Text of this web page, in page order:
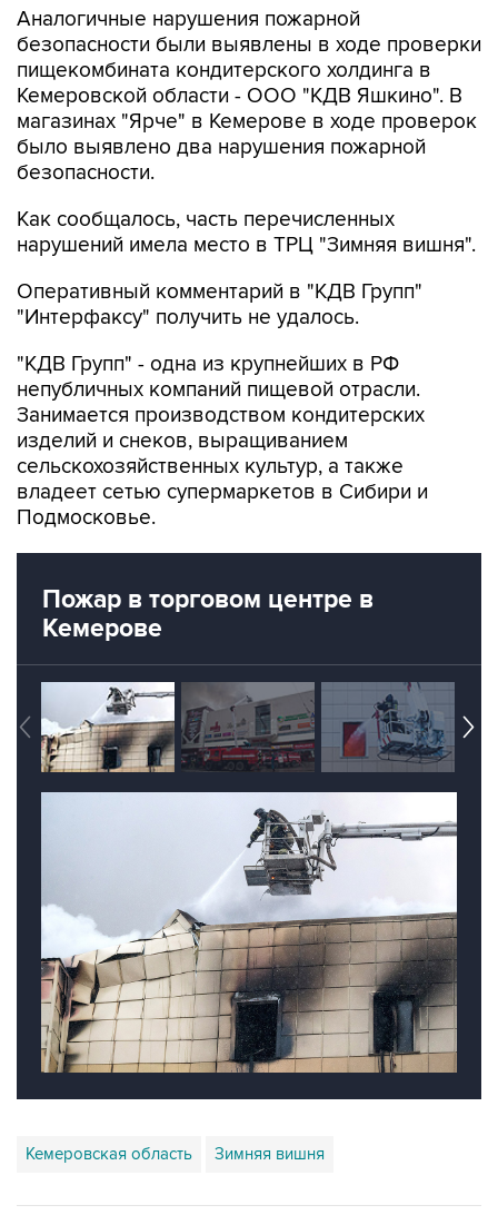
Аналогичные нарушения пожарной
безопасности были выявлены в ходе проверки
пищекомбината кондитерского холдинга в
Кемеровской области - ООО "КДВ Яшкино". В
магазинах "Ярче" в Кемерове в ходе проверок
было выявлено два нарушения пожарной
безопасности.
Как сообщалось, часть перечисленных
нарушений имела место в ТРЦ "Зимняя вишня".
Оперативный комментарий в "КДВ Групп"
"Интерфаксу" получить не удалось.
"КДВ Групп" - одна из крупнейших в РФ
непубличных компаний пищевой отрасли.
Занимается производством кондитерских
изделий и снеков, выращиванием
сельскохозяйственных культур, а также
владеет сетью супермаркетов в Сибири и
Подмосковье.
Пожар в торговом центре в
Кемерове
Кемеровская область Зимняя вишня